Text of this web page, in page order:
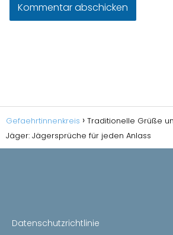
Gefaehrtinnenkreis
Traditionelle Grüße
Jäger: Jägersprüche für jeden Anlass
Datenschutzrichtlinie